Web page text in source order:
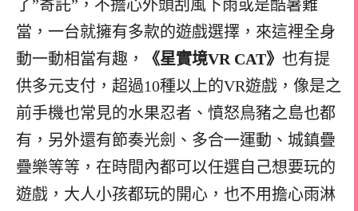
了”寄託”，不擔心外頭刮風下雨或是酷暑難
當，一台就擁有多款的遊戲選擇，來這裡全身
動一動相當有趣，
《星實境VR CAT》 也有提
供多元支付，超過10種以上的VR遊戲，像是之
前手機也常見的水果忍者、憤怒鳥豬之島也都
有，另外還有節奏光劍、多合一運動、城鎮疊
疊樂等等，在時間內都可以任選自己想要玩的
遊戲，大人小孩都玩的開心，也不用擔心雨淋